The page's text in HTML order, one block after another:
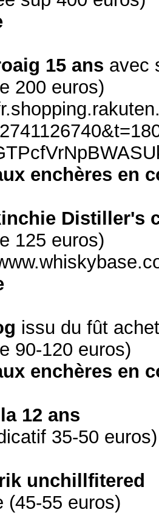
15 ans avec
200 euros)
enchères en
Distiller's
125 euros)
issu du fût
90-120 euros)
enchères en
12 ans
35-50 euros)
unchillfitered
(45-55 euros)